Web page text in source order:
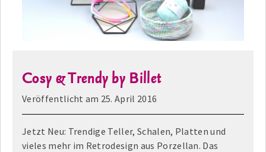
Cosy & Trendy by Billet
Veröffentlicht am 25. April 2016
Jetzt Neu: Trendige Teller, Schalen, Platten und
vieles mehr im Retrodesign aus Porzellan. Das